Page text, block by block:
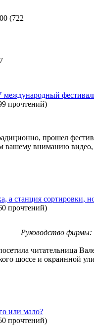
(722
прочтений)
прошел
вашему вниманию
а станция сортировки,
прочтений)
Руководство
читательница
шоссе и окраинной
или мало?
прочтений)